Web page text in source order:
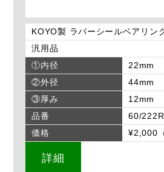
KOYO製 ラバーシールベアリン
汎用品
①内径
22mm
②外径
44mm
③厚み
12mm
品番
60/
価格
¥2,000
詳細